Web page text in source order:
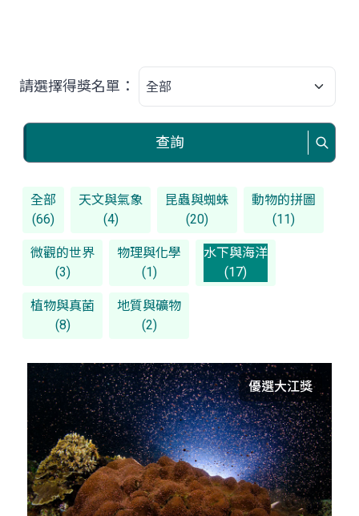
請選擇得獎名單：
查詢
全部
(66)
天文與氣象
(4)
昆蟲與蜘蛛
(20)
動物的拼圖
(11)
微觀的世界
(3)
物理與化學
(1)
水下與海洋
(17)
植物與真菌
(8)
地質與礦物
(2)
優選大江獎